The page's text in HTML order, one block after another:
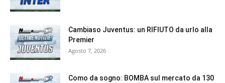
Cambiaso Juventus: un RIFIUTO da urlo alla
Premier
Agosto 7, 2026
Como da sogno: BOMBA sul mercato da 130